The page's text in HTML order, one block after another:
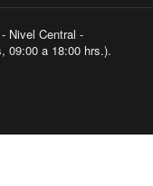
Nivel Central -
09:00 a 18:00 hrs.).